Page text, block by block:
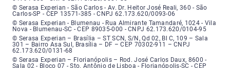
Serasa Experian - São Carlos - Endereço: Avenida Doutor Heitor José
© Serasa Experian - São Carlos - Av. Dr. Heitor José Reali, 360 - São
Carlos-SP - CEP 13571-385 - CNPJ 62.173.620/0093-06
Serasa Experian - Blumenau - Endereço: Rua Almirante Tamandaré,
© Serasa Experian - Blumenau - Rua Almirante Tamandaré, 1024 - Vila
Nova - Blumenau-SC - CEP 89035-000 - CNPJ 62.173.620/0104-95
Serasa Experian - Brasília, Endereço: Setor Comercial Norte, sem
© Serasa Experian – Brasília – ST SCN, S/N, Qd 02, Bl C, 109 – Sala
301 – Bairro Asa Sul, Brasília – DF – CEP 70302-911 – CNPJ
62.173.620/0131-68
Serasa Experian - Florianópolis, Endereço: Rodovia José Carlos, número
© Serasa Experian – Florianópolis – Rod. José Carlos Daux, 8600 -
Sala 02 - Bloco 07 - Sto. Antônio de Lisboa - Florianópolis-SC - CEP